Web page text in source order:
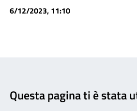
6/12/2023, 11:10
Questa pagina ti è stata